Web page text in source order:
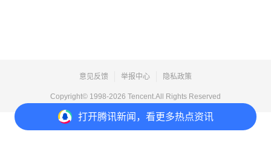
打开腾讯新闻，看更多热点资讯
意见反馈 举报中心 隐私政策
Copyright© 1998-2026 Tencent.All Rights Reserved